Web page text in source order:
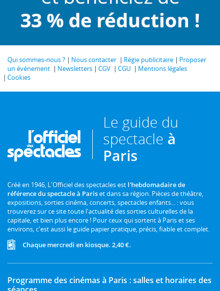
Qui sommes-nous ? Nous contacter Régie publicitaire
Proposer
un événement
Newsletters CGV CGU
Mentions légales
Cookies
Le guide du
spectacle à
Paris
Créé en 1946, L'Officiel des spectacles est l'hebdomadaire de
référence du spectacle à Pariset dans sa région. Pièces de théâtre,
expositions, sorties cinéma, concerts, spectacles enfants... : vous
trouverez sur ce site toute l'actualité des sorties culturelles de la
capitale, et bien plus encore ! Pour ceux qui sortent à Paris et ses
environs, c'est aussi le guide papier pratique, précis, fiable et complet.
Chaque mercredi en kiosque. 2,40 €.
Programme des cinémas à Paris : salles et horaires des